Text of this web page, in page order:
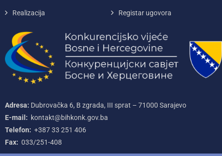
Realizacija Registar ugovora
Adresa: Dubrovačka 6, B zgrada, III sprat – 71000‌ Sarajevo
E-mail: kontakt@bihkonk.gov.ba
Telefon: +387‌ 33‌ 251‌ 406
Fax: 033/251-408